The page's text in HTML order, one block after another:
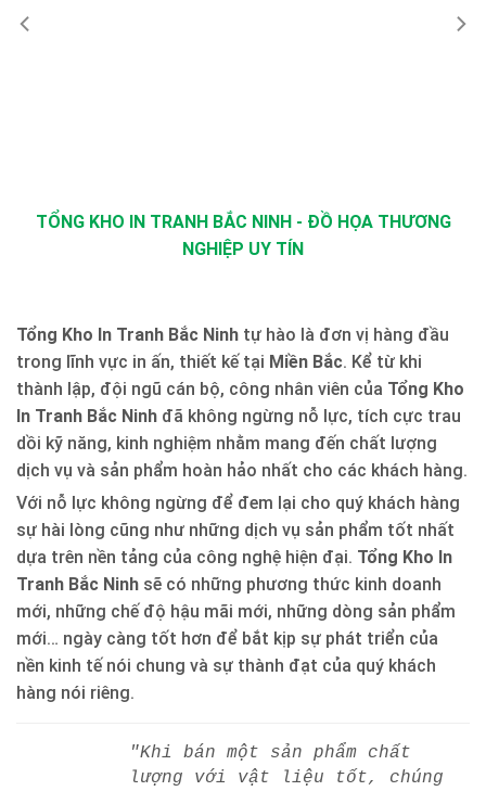
TỔNG KHO IN TRANH BẮC NINH - ĐỒ HỌA THƯƠNG
NGHIỆP UY TÍN
Tổng Kho In Tranh Bắc Ninh tự hào là đơn vị hàng đầu
trong lĩnh vực in ấn, thiết kế tại Miền Bắc. Kể từ khi
thành lập, đội ngũ cán bộ, công nhân viên của Tổng Kho
In Tranh Bắc Ninh đã không ngừng nỗ lực, tích cực trau
dồi kỹ năng, kinh nghiệm nhằm mang đến chất lượng
dịch vụ và sản phẩm hoàn hảo nhất cho các khách hàng.
Với nỗ lực không ngừng để đem lại cho quý khách hàng
sự hài lòng cũng như những dịch vụ sản phẩm tốt nhất
dựa trên nền tảng của công nghệ hiện đại. Tổng Kho In
Tranh Bắc Ninh sẽ có những phương thức kinh doanh
mới, những chế độ hậu mãi mới, những dòng sản phẩm
mới… ngày càng tốt hơn để bắt kịp sự phát triển của
nền kinh tế nói chung và sự thành đạt của quý khách
hàng nói riêng.
"Khi bán một sản phẩm chất
lượng với vật liệu tốt, chúng